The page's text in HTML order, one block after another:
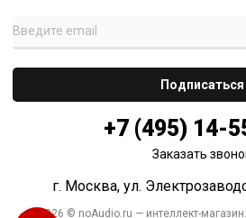
+7 (495) 14-
Заказать
г. Москва, ул.
2026 © noAudio.ru — интеллект-